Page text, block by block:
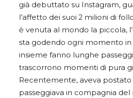
già debuttato su Instagram,
l’affetto dei suoi 2 milioni di
è venuta al mondo la piccola,
sta godendo ogni momento in
insieme fanno lunghe
trascorrono momenti di pura
Recentemente, aveva
passeggiava in compagnia del